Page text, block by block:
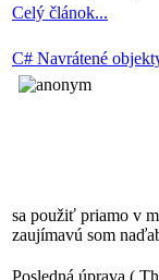
Celý článok...
C# Navrátené
sa použiť priamo v
zaujímavú som